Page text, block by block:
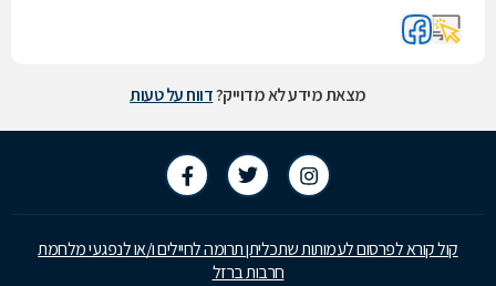
מצאת מידע לא מדוייק?דווח על טעות
קול קורא לפרסום לעמותות שתכליתן תרומה לחיילים ו/או לנפגעי מלחמת
חרבות ברזל